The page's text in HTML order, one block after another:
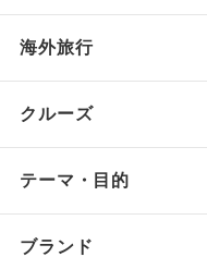
海外旅行
クルーズ
テーマ・目的
ブランド